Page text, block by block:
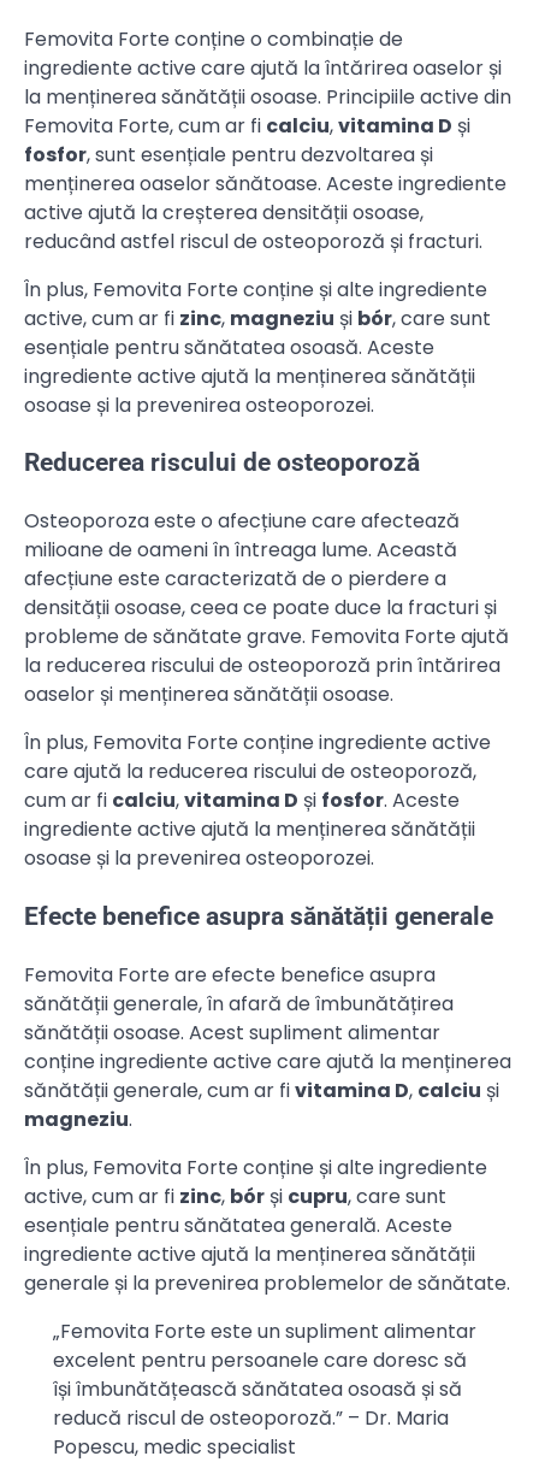
Femovita Forte conține o combinație de
ingrediente active care ajută la întărirea oaselor și
la menținerea sănătății osoase. Principiile active din
Femovita Forte, cum ar fi calciu,vitamina D și
fosfor, sunt esențiale pentru dezvoltarea și
menținerea oaselor sănătoase. Aceste ingrediente
active ajută la creșterea densității osoase,
reducând astfel riscul de osteoporoză și fracturi.
În plus, Femovita Forte conține și alte ingrediente
active, cum ar fi zinc, magneziu și bór, care sunt
esențiale pentru sănătatea osoasă. Aceste
ingrediente active ajută la menținerea sănătății
osoase și la prevenirea osteoporozei.
Reducerea riscului de osteoporoză
Osteoporoza este o afecțiune care afectează
milioane de oameni în întreaga lume. Această
afecțiune este caracterizată de o pierdere a
densității osoase, ceea ce poate duce la fracturi și
probleme de sănătate grave. Femovita Forte ajută
la reducerea riscului de osteoporoză prin întărirea
oaselor și menținerea sănătății osoase.
În plus, Femovita Forte conține ingrediente active
care ajută la reducerea riscului de osteoporoză,
cum ar fi calciu,vitamina D și fosfor. Aceste
ingrediente active ajută la menținerea sănătății
osoase și la prevenirea osteoporozei.
Efecte benefice asupra sănătății generale
Femovita Forte are efecte benefice asupra
sănătății generale, în afară de îmbunătățirea
sănătății osoase. Acest supliment alimentar
conține ingrediente active care ajută la menținerea
sănătății generale, cum ar fivitamina D, calciu și
magneziu.
În plus, Femovita Forte conține și alte ingrediente
active, cum ar fi zinc, bór și cupru, care sunt
esențiale pentru sănătatea generală. Aceste
ingrediente active ajută la menținerea sănătății
generale și la prevenirea problemelor de sănătate.
„Femovita Forte este un supliment alimentar
excelent pentru persoanele care doresc să
își îmbunătățească sănătatea osoasă și să
reducă riscul de osteoporoză.” – Dr. Maria
Popescu, medic specialist